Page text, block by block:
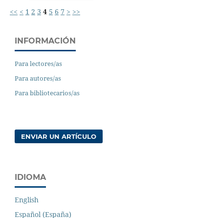
<< < 1 2 3 4 5 6 7 > >>
INFORMACIÓN
Para lectores/as
Para autores/as
Para bibliotecarios/as
ENVIAR UN ARTÍCULO
IDIOMA
English
Español (España)